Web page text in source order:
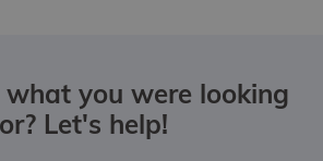
you were looking
Let's help!